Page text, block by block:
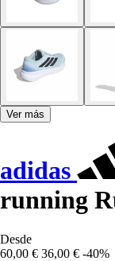
Ver más
adidas
running
Desde
60,00 € 36,00 € -40%